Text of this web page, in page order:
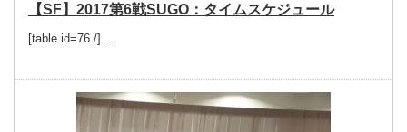
【SF】2017第6戦SUGO：タイムスケジュール
[table id=76 /]…